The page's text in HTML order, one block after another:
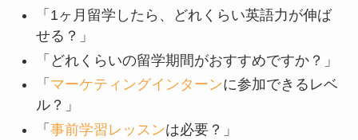
「1ヶ月留学したら、どれくらい英語力が伸ば
せる？」
「どれくらいの留学期間がおすすめですか？」
「 マーケティングインターンに参加できるレベ
ル？」
「 事前学習レッスンは必要？」